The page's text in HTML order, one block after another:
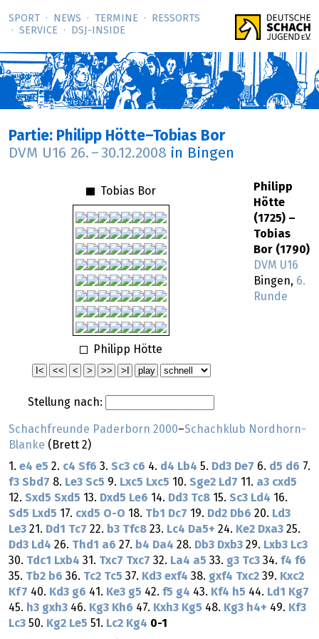
SPORT NEWS TERMINE
RESSORTS
SERVICE
DSJ-­INSIDE
Partie: Philipp Hötte–Tobias Bor
DVM U16 26. – 30.12.2008 in Bingen
Tobias Bor
Philipp Hötte
Stellung nach:
Philipp
Hötte
(1725) –
Tobias
Bor (1790)
DVM U16
Bingen, 6.
Runde
Schachfreunde Paderborn 2000–Schachklub Nordhorn-
Blanke (Brett 2)
1. e4 e5 2. c4 Sf6 3. Sc3 c6 4. d4 Lb4 5. Dd3 De7 6. d5 d6 7.
f3 Sbd7 8. Le3 Sc5 9. Lxc5 Lxc5 10. Sge2 Ld7 11. a3 cxd5
12. Sxd5 Sxd5 13. Dxd5 Le6 14. Dd3 Tc8 15. Sc3 Ld4 16.
Sd5 Lxd5 17. cxd5 O-O 18. Tb1 Dc7 19. Dd2 Db6 20. Ld3
Le3 21. Dd1 Tc7 22. b3 Tfc8 23. Lc4 Da5+ 24. Ke2 Dxa3 25.
Dd3 Ld4 26. Thd1 a6 27. b4 Da4 28. Db3 Dxb3 29. Lxb3 Lc3
30. Tdc1 Lxb4 31. Txc7 Txc7 32. La4 a5 33. g3 Tc3 34. f4 f6
35. Tb2 b6 36. Tc2 Tc5 37. Kd3 exf4 38. gxf4 Txc2 39. Kxc2
Kf7 40. Kd3 g6 41. Ke3 g5 42. f5 g4 43. Kf4 h5 44. Ld1 Kg7
45. h3 gxh3 46. Kg3 Kh6 47. Kxh3 Kg5 48. Kg3 h4+ 49. Kf3
Lc3 50. Kg2 Le5 51. Lc2 Kg4 0-1